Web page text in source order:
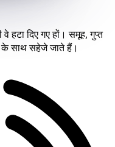
दिए गए हों। समूह, गुप्त
के साथ सहेजे जाते हैं।